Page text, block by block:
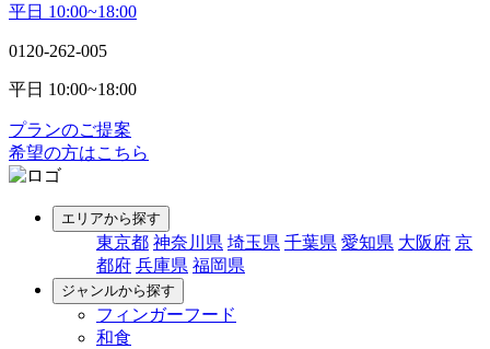
平日 10:00~18:00
0120-262-005
平日 10:00~18:00
プランのご提案
希望の方はこちら
エリアから探す
東京都 神奈川県 埼玉県 千葉県 愛知県 大阪府 京
都府 兵庫県 福岡県
ジャンルから探す
フィンガーフード
和食